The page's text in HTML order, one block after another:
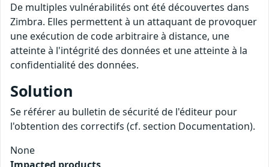
De multiples vulnérabilités ont été découvertes dans
Zimbra. Elles permettent à un attaquant de provoquer
une exécution de code arbitraire à distance, une
atteinte à l'intégrité des données et une atteinte à la
confidentialité des données.
Solution
Se référer au bulletin de sécurité de l'éditeur pour
l'obtention des correctifs (cf. section Documentation).
None